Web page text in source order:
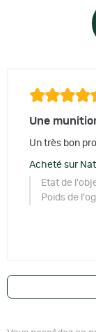
Une
Un très bon
Acheté sur
Etat de
Poids de